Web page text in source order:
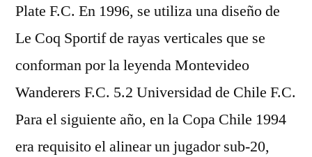
Plate F.C. En 1996, se utiliza una diseño de
Le Coq Sportif de rayas verticales que se
conforman por la leyenda Montevideo
Wanderers F.C. 5.2 Universidad de Chile F.C.
Para el siguiente año, en la Copa Chile 1994
era requisito el alinear un jugador sub-20,